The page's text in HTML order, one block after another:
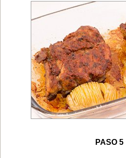
PASO 5